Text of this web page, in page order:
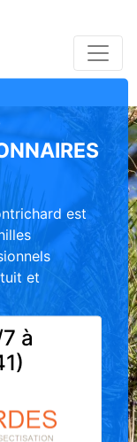
est
et
à